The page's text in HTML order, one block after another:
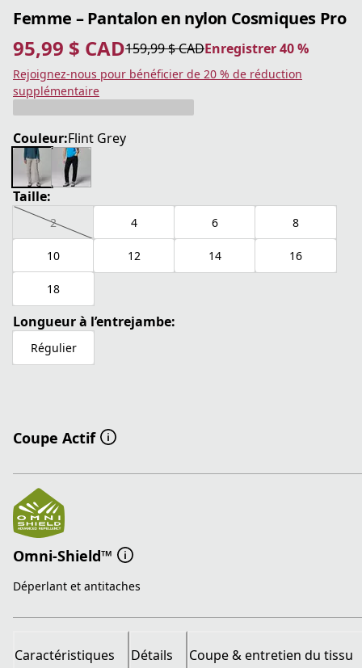
Femme – Pantalon en nylon Cosmiques Pro
95,99 $ CAD
prix actuel 95,99 $ CAD159,99 $ CAD
prix original 159,99 $ CAD Enregistrer 40 %
Enregistrer 40 %
Rejoignez-nous pour bénéficier de 20 % de réduction
supplémentaire
Couleur:Flint Grey
Taille:
2 4 6 8
10 12 14 16
18
Longueur à l’entrejambe:
Régulier
Coupe Actif
Omni-Shield™
Déperlant et antitaches
Caractéristiques Détails Coupe & entretien du tissu